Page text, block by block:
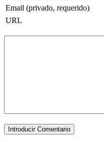
Email (privado, requerido)
URL